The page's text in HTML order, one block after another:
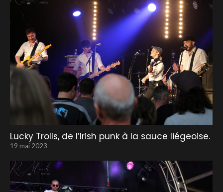
Lucky Trolls, de l’Irish punk à la sauce liégeoise.
19 mai 2023